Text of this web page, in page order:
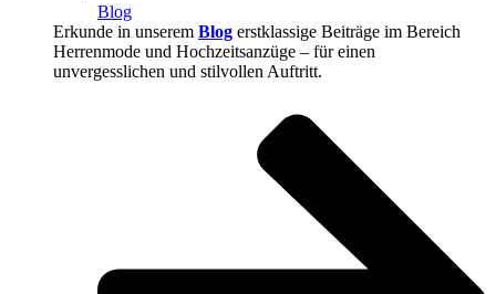
Blog
Erkunde in unserem Blog erstklassige Beiträge im Bereich
Herrenmode und Hochzeitsanzüge – für einen
unvergesslichen und stilvollen Auftritt.